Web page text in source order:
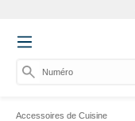
Numéro d'
Accessoires de Cuisine